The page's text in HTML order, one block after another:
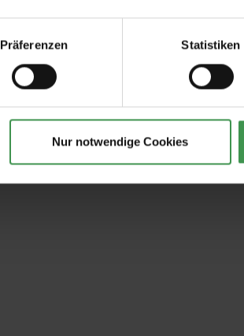
Präferenzen Statistiken
Nur notwendige Cookies